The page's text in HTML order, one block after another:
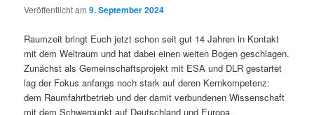
Veröffentlicht am9. September 2024
Raumzeit bringt Euch jetzt schon seit gut 14 Jahren in Kontakt
mit dem Weltraum und hat dabei einen weiten Bogen geschlagen.
Zunächst als Gemeinschaftsprojekt mit ESA und DLR gestartet
lag der Fokus anfangs noch stark auf deren Kernkompetenz:
dem Raumfahrtbetrieb und der damit verbundenen Wissenschaft
mit dem Schwerpunkt auf Deutschland und Europa.